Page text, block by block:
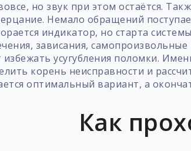
но звук при этом остаётся.
Немало обращений
индикатор, но старта
зависания,
усугубления поломки.
корень неисправности и
оптимальный вариант, а
Как